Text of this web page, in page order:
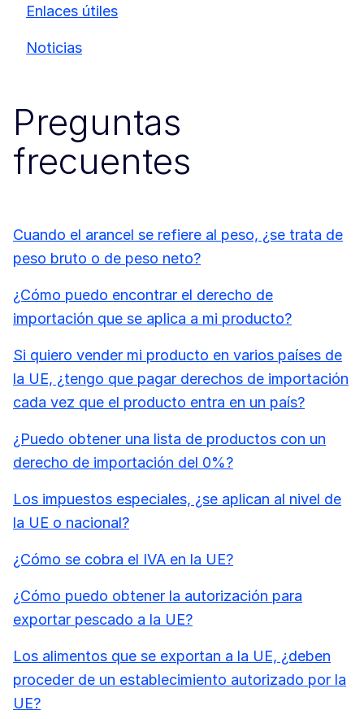
Enlaces útiles
Noticias
Preguntas
frecuentes
Cuando el arancel se refiere al peso, ¿se trata de
peso bruto o de peso neto?
¿Cómo puedo encontrar el derecho de
importación que se aplica a mi producto?
Si quiero vender mi producto en varios países de
la UE, ¿tengo que pagar derechos de importación
cada vez que el producto entra en un país?
¿Puedo obtener una lista de productos con un
derecho de importación del 0%?
Los impuestos especiales, ¿se aplican al nivel de
la UE o nacional?
¿Cómo se cobra el IVA en la UE?
¿Cómo puedo obtener la autorización para
exportar pescado a la UE?
Los alimentos que se exportan a la UE, ¿deben
proceder de un establecimiento autorizado por la
UE?